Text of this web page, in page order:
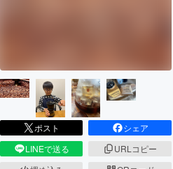
CAMPFIREふるさと納税
ポスト
シェア
LINEで送る
URLコピー